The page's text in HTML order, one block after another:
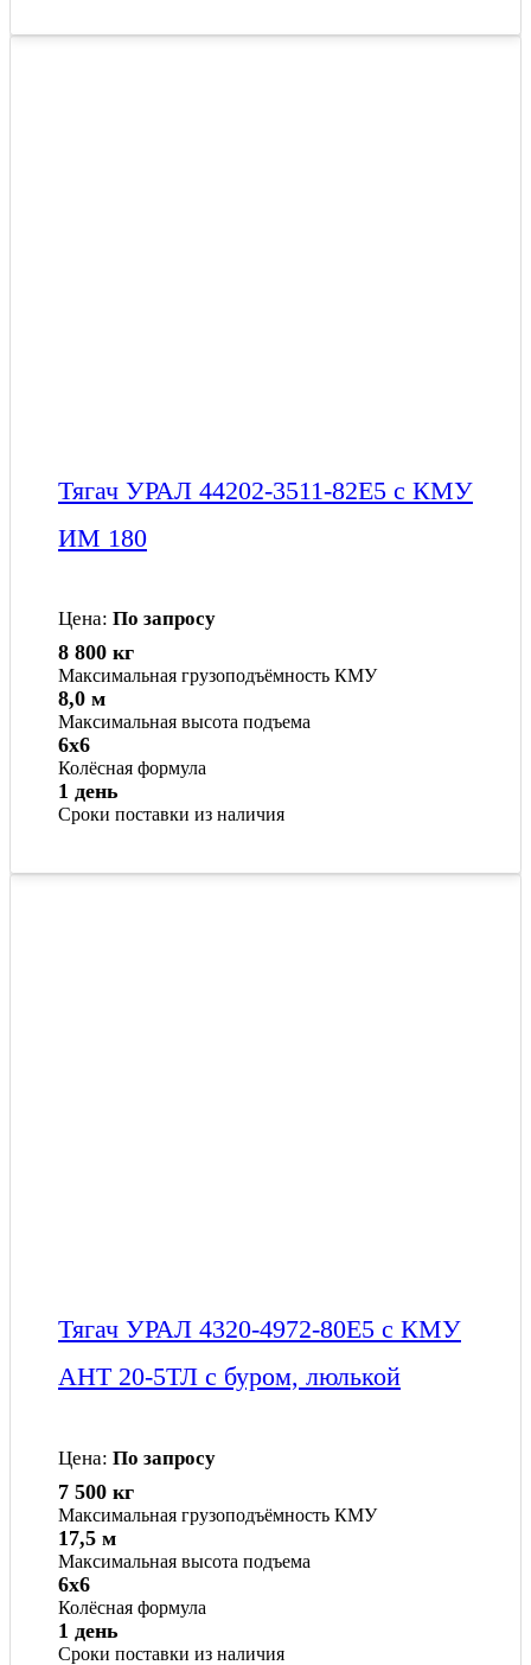
Тягач УРАЛ 44202-3511-82Е5 с КМУ
ИМ 180
Цена: По запросу
Максимальная грузоподъёмность КМУ
8 800 кг
Максимальная высота подъема
8,0 м
Колёсная формула
6x6
Сроки поставки из наличия
1 день
Тягач УРАЛ 4320-4972-80Е5 с КМУ
АНТ 20-5ТЛ с буром, люлькой
Цена: По запросу
Максимальная грузоподъёмность КМУ
7 500 кг
Максимальная высота подъема
17,5 м
Колёсная формула
6x6
Сроки поставки из наличия
1 день